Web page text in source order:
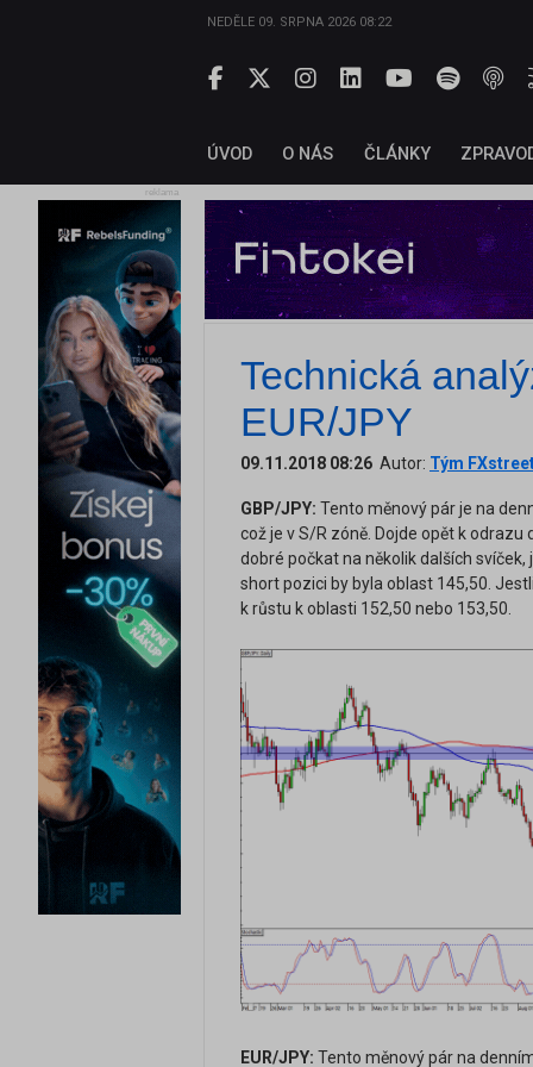
NEDĚLE 09. SRPNA 2026 08:22
ÚVOD O NÁS ČLÁNKY
reklama
Technická
EUR/JPY
09.11.2018 08:26 Autor: Tým
GBP/JPY: Tento měnový pár je na
což je v S/R zóně. Dojde opět k odrazu
dobré počkat na několik dalších
short pozici by byla oblast 145,50.
k růstu k oblasti 152,50 nebo 153,50.
EUR/JPY: Tento měnový pár na